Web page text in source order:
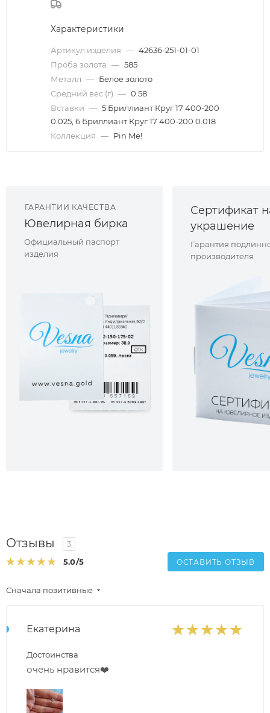
Характеристики
Артикул изделия — 42636-251-01-01
Проба золота — 585
Металл — Белое золото
Средний вес (г) — 0.58
Вставки — 5 Бриллиант Круг 17 400-200
0.025, 6 Бриллиант Круг 17 400-200 0.018
Коллекция — Pin Me!
ГАРАНТИИ КАЧЕСТВА
Ювелирная бирка
Официальный паспорт
изделия
Сертификат
украшение
Гарантия
производителя
Отзывы
3
5.0/5 ОСТАВИТЬ ОТЗЫВ
Сначала позитивные
Екатерина
Достоинства
очень нравится❤️